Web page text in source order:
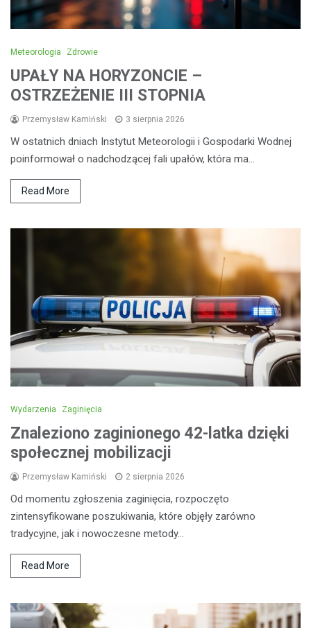
Meteorologia Zdrowie
UPAŁY NA HORYZONCIE –
OSTRZEŻENIE III STOPNIA
Przemysław Kamiński 3 sierpnia 2026
W ostatnich dniach Instytut Meteorologii i Gospodarki Wodnej
poinformował o nadchodzącej fali upałów, która ma…
Read More
Wydarzenia Zaginięcia
Znaleziono zaginionego 42-latka dzięki
społecznej mobilizacji
Przemysław Kamiński 2 sierpnia 2026
Od momentu zgłoszenia zaginięcia, rozpoczęto
zintensyfikowane poszukiwania, które objęły zarówno
tradycyjne, jak i nowoczesne metody…
Read More